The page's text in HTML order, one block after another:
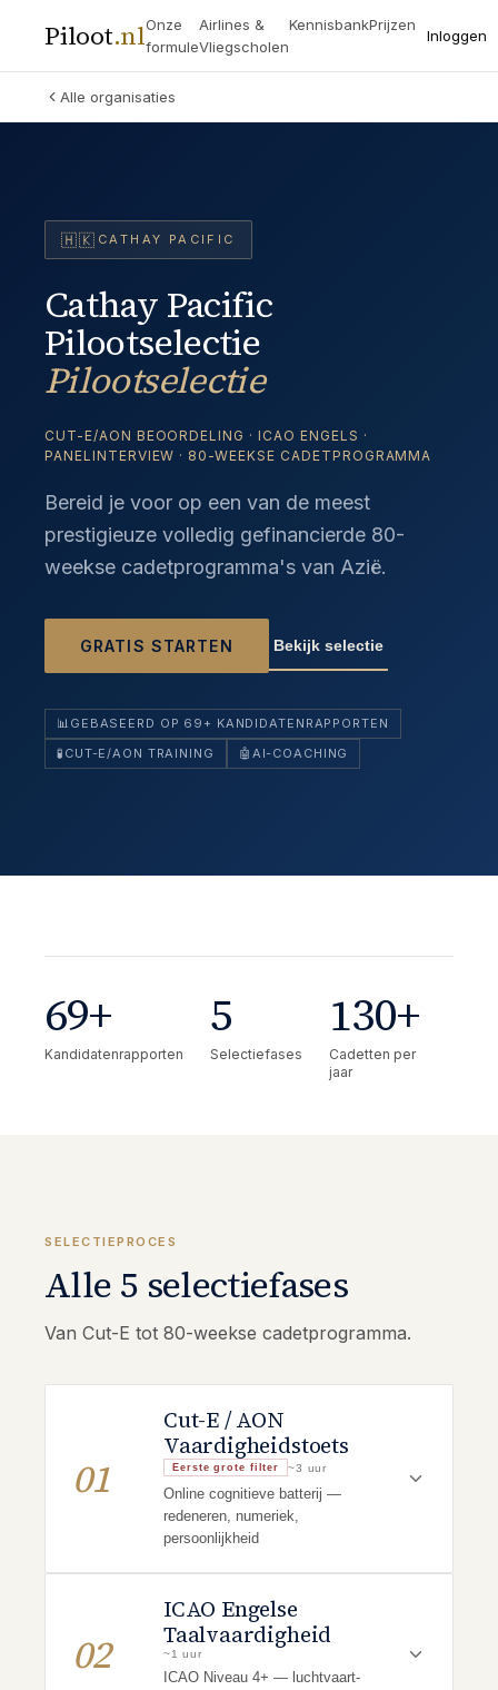
Piloot.nlOnze
formule
Airlines &
Vliegscholen
KennisbankPrijzen
Inloggen
Alle organisaties
🇭🇰 CATHAY PACIFIC
Cathay Pacific
Pilootselectie
Pilootselectie
CUT-E/AON BEOORDELING · ICAO ENGELS ·
PANELINTERVIEW · 80-WEEKSE CADETPROGRAMMA
Bereid je voor op een van de meest
prestigieuze volledig gefinancierde 80-
weekse cadetprogramma's van Azië.
GRATIS STARTEN Bekijk selectie
📊 GEBASEERD OP 69+ KANDIDATENRAPPORTEN
🧪 CUT-E/AON TRAINING 🤖 AI-COACHING
69+
Kandidatenrapporten
5
Selectiefases
130+
Cadetten per
jaar
SELECTIEPROCES
Alle 5 selectiefases
Van Cut-E tot 80-weekse cadetprogramma.
01
Cut-E / AON
Vaardigheidstoets
Eerste grote filter ~3 uur
Online cognitieve batterij —
redeneren, numeriek,
persoonlijkheid
02
ICAO Engelse
Taalvaardigheid
~1 uur
ICAO Niveau 4+ — luchtvaart-